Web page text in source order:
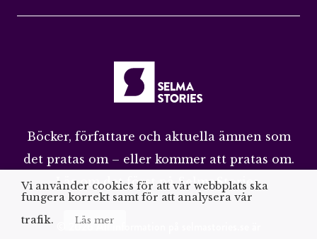
Böcker, författare och aktuella ämnen som
det pratas om – eller kommer att pratas om.
Läs om det först på SelmaStories.
© 2026 All information på selmastories.se är
Vi använder cookies för att vår webbplats ska
fungera korrekt samt för att analysera vår
trafik.
Läs mer